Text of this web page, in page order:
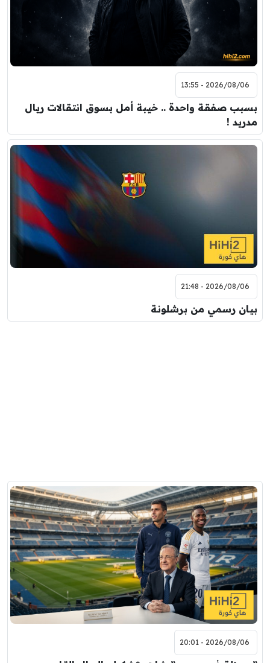
2026/08/06 - 13:55
بسبب صفقة واحدة .. خيبة أمل بسوق انتقالات ريال
مدريد !
2026/08/06 - 21:48
بيان رسمي من برشلونة
2026/08/06 - 20:01